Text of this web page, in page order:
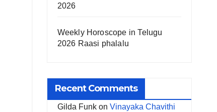
2026
Weekly Horoscope in Telugu
2026 Raasi phalalu
Recent Comments
Gilda Funkon Vinayaka Chavithi